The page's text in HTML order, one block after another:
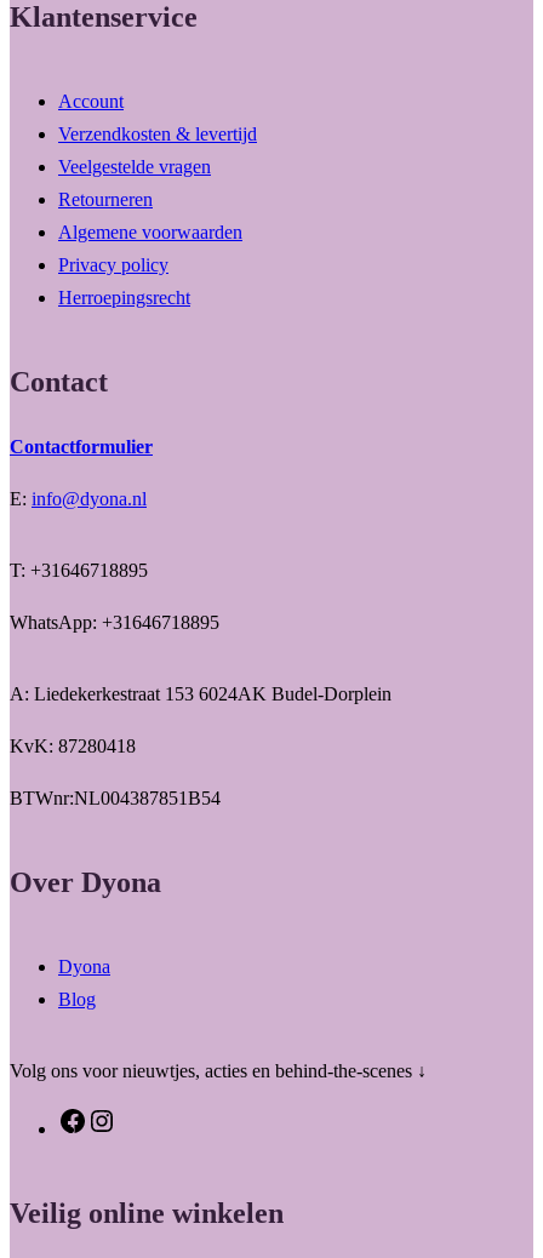
Klantenservice
Account
Verzendkosten & levertijd
Veelgestelde vragen
Retourneren
Algemene voorwaarden
Privacy policy
Herroepingsrecht
Contact
Contactformulier
E: info@dyona.nl
T: +31646718895
WhatsApp: +31646718895
A: Liedekerkestraat 153 6024AK Budel-Dorplein
KvK: 87280418
BTWnr:NL004387851B54
Over Dyona
Dyona
Blog
Volg ons voor nieuwtjes, acties en behind-the-scenes ↓
F
e
t
Veilig online winkelen